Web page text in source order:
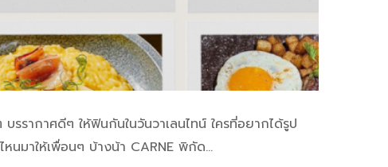
รากาศดีๆ ให้ฟินกันในวันวาเลนไทน์ ใครที่อยากได้รูป
หนมาให้เพื่อนๆ บ้างน้า CARNE พิกัด…